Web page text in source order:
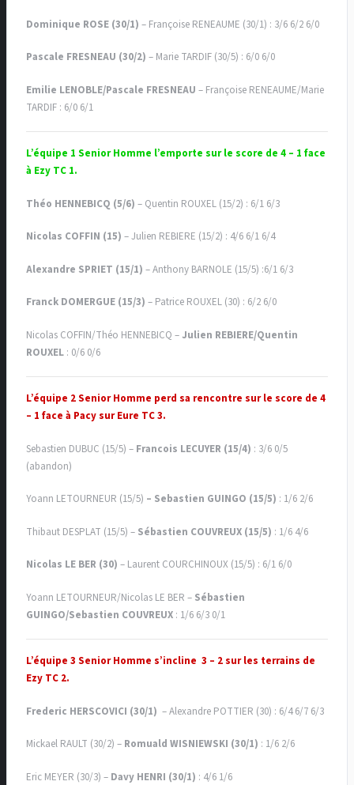
Dominique ROSE (30/1) – Françoise RENEAUME (30/1) : 3/6 6/2 6/0
Pascale FRESNEAU (30/2) – Marie TARDIF (30/5) : 6/0 6/0
Emilie LENOBLE/Pascale FRESNEAU – Françoise RENEAUME/Marie
TARDIF : 6/0 6/1
L’équipe 1 Senior Homme l’emporte sur le score de 4 – 1 face
à Ezy TC 1.
Théo HENNEBICQ (5/6) – Quentin ROUXEL (15/2) : 6/1 6/3
Nicolas COFFIN (15) – Julien REBIERE (15/2) : 4/6 6/1 6/4
Alexandre SPRIET (15/1) – Anthony BARNOLE (15/5) :6/1 6/3
Franck DOMERGUE (15/3) – Patrice ROUXEL (30) : 6/2 6/0
Nicolas COFFIN/Théo HENNEBICQ –Julien REBIERE/Quentin
ROUXEL : 0/6 0/6
L’équipe 2 Senior Homme perd sa rencontre sur le score de 4
– 1 face à Pacy sur Eure TC 3.
Sebastien DUBUC (15/5) – Francois LECUYER (15/4) : 3/6 0/5
(abandon)
Yoann LETOURNEUR (15/5) – Sebastien GUINGO (15/5) : 1/6 2/6
Thibaut DESPLAT (15/5) – Sébastien COUVREUX (15/5) : 1/6 4/6
Nicolas LE BER (30) – Laurent COURCHINOUX (15/5) : 6/1 6/0
Yoann LETOURNEUR/Nicolas LE BER – Sébastien
GUINGO/Sebastien COUVREUX : 1/6 6/3 0/1
L’équipe 3 Senior Homme s’incline 3 – 2 sur les terrains de
Ezy TC 2.
Frederic HERSCOVICI (30/1) – Alexandre POTTIER (30) : 6/4 6/7 6/3
Mickael RAULT (30/2) – Romuald WISNIEWSKI (30/1) : 1/6 2/6
Eric MEYER (30/3) – Davy HENRI (30/1) : 4/6 1/6